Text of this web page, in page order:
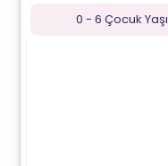
0 - 6 Çocuk Yaşı